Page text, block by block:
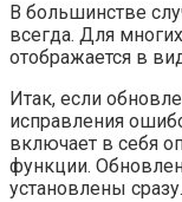
В большинстве
всегда. Для
отображается в
Итак, если
исправления
включает в себя
функции.
установлены сразу.